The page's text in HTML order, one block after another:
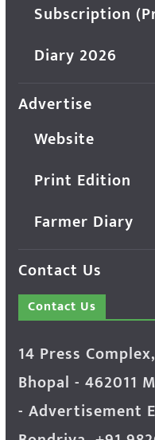
Subscription
Diary 2026
Advertise
Website
Print Edition
Farmer Diary
Contact Us
Contact Us
14 Press
Bhopal - 462011
- Advertisement